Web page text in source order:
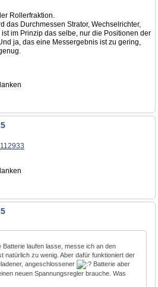
Rollerfraktion.
das Durchmessen Strator, Wechselrichter,
im Prinzip das selbe, nur die Positionen der
ja, das eine Messergebnis ist zu gering,
Batterie laufen lasse, messe ich an den
natürlich zu wenig. Aber dafür funktioniert der
angeschlossener
Batterie aber
neuen Spannungsregler brauche. Was